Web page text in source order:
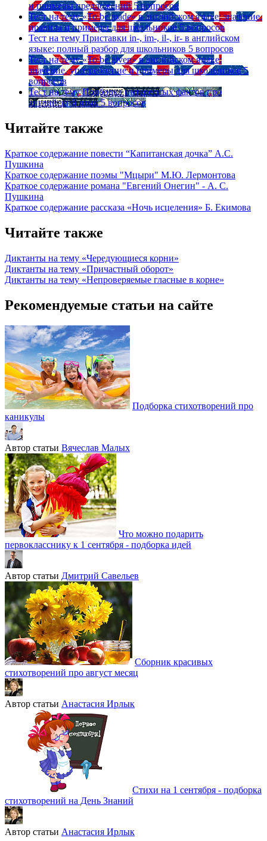
и примеры предложений 5 вопросов
Тест на тему «To be made» в английском языке: значение,
правила и примеры для школьников 5 вопросов
Тест на тему Приставки in-, im-, il-, ir- в английском
языке: полный разбор для школьников 5 вопросов
Тест на тему «To be given» в английском языке:
значение, употребление и примеры для школьников 5
вопросов
Тест на тему Подборка интересных фактов про
английский язык 5 вопросов
Читайте также
Краткое содержание повести “Капитанская дочка” А.С.
Пушкина
Краткое содержание поэмы "Мцыри" М.Ю. Лермонтова
Краткое содержание романа "Евгений Онегин" - А. С.
Пушкина
Краткое содержание рассказа «Ночь исцеления» Б. Екимова
Читайте также
Диктанты на тему «Чередующиеся корни»
Диктанты на тему «Причастный оборот»
Диктанты на тему «Непроверяемые гласные в корне»
Рекомендуемые статьи на сайте
Подборка стихотворений про
каникулы
Автор статьи Вячеслав Малых
Что можно подарить
первокласснику к 1 сентября - подборка идей
Автор статьи Дмитрий Савельев
Сборник красивых
стихотворений про август месяц
Автор статьи Анастасия Ирлык
Стихи на 1 сентября - подборка
стихотворений на День Знаний
Автор статьи Анастасия Ирлык